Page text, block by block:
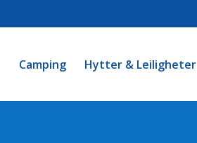
Camping Hytter & Leiligheter